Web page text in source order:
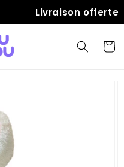
Livraison offerte
Panier